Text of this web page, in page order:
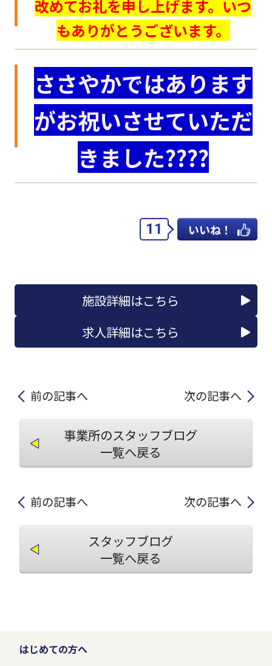
改めてお礼を申し上げます。いつ
もありがとうございます。
ささやかではあります
がお祝いさせていただ
きました????
11 いいね！
施設詳細はこちら
求人詳細はこちら
前の記事へ 次の記事へ
事業所のスタッフブログ
一覧へ戻る
前の記事へ 次の記事へ
スタッフブログ
一覧へ戻る
はじめての方へ